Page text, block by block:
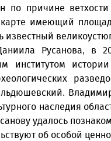
по причине
карте имеющий
известный
Русанова, в
институтом
наследия
удалось
об особой